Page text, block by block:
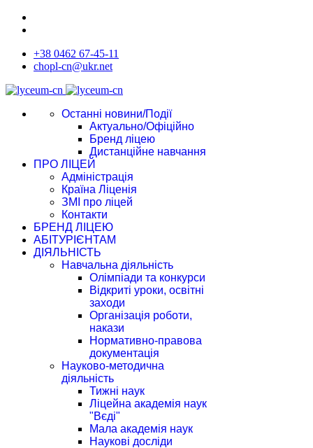
+38 0462 67-45-11
chopl-cn@ukr.net
Останні новини/Події
Актуально/Офіційно
Бренд ліцею
Дистанційне навчання
ПРО ЛІЦЕЙ
Адміністрація
Країна Ліценія
ЗМІ про ліцей
Контакти
БРЕНД ЛІЦЕЮ
АБІТУРІЄНТАМ
ДІЯЛЬНІСТЬ
Навчальна діяльність
Олімпіади та конкурси
Відкриті уроки, освітні
заходи
Організація роботи,
накази
Нормативно-правова
документація
Науково-методична
діяльність
Тижні наук
Ліцейна академія наук
"Вєді"
Мала академія наук
Наукові досліди